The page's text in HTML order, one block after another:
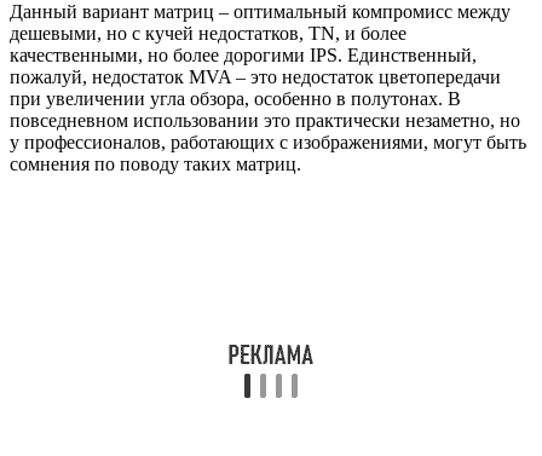
Данный вариант матриц – оптимальный компромисс между
дешевыми, но с кучей недостатков, TN, и более
качественными, но более дорогими IPS. Единственный,
пожалуй, недостаток MVA – это недостаток цветопередачи
при увеличении угла обзора, особенно в полутонах. В
повседневном использовании это практически незаметно, но
у профессионалов, работающих с изображениями, могут быть
сомнения по поводу таких матриц.